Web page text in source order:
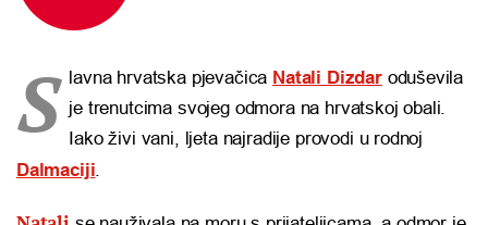
S lavna hrvatska pjevačica Natali Dizdaroduševila
je trenutcima svojeg odmora na hrvatskoj obali.
Iako živi vani, ljeta najradije provodi u rodnoj
Dalmaciji.